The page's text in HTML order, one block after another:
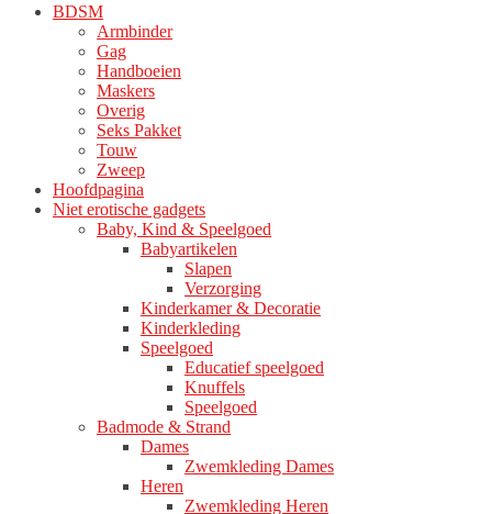
BDSM
Armbinder
Gag
Handboeien
Maskers
Overig
Seks Pakket
Touw
Zweep
Hoofdpagina
Niet erotische gadgets
Baby, Kind & Speelgoed
Babyartikelen
Slapen
Verzorging
Kinderkamer & Decoratie
Kinderkleding
Speelgoed
Educatief speelgoed
Knuffels
Speelgoed
Badmode & Strand
Dames
Zwemkleding Dames
Heren
Zwemkleding Heren